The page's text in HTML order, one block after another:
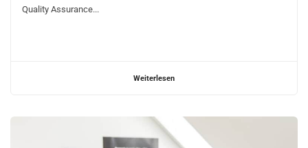
Quality Assurance...
Weiterlesen